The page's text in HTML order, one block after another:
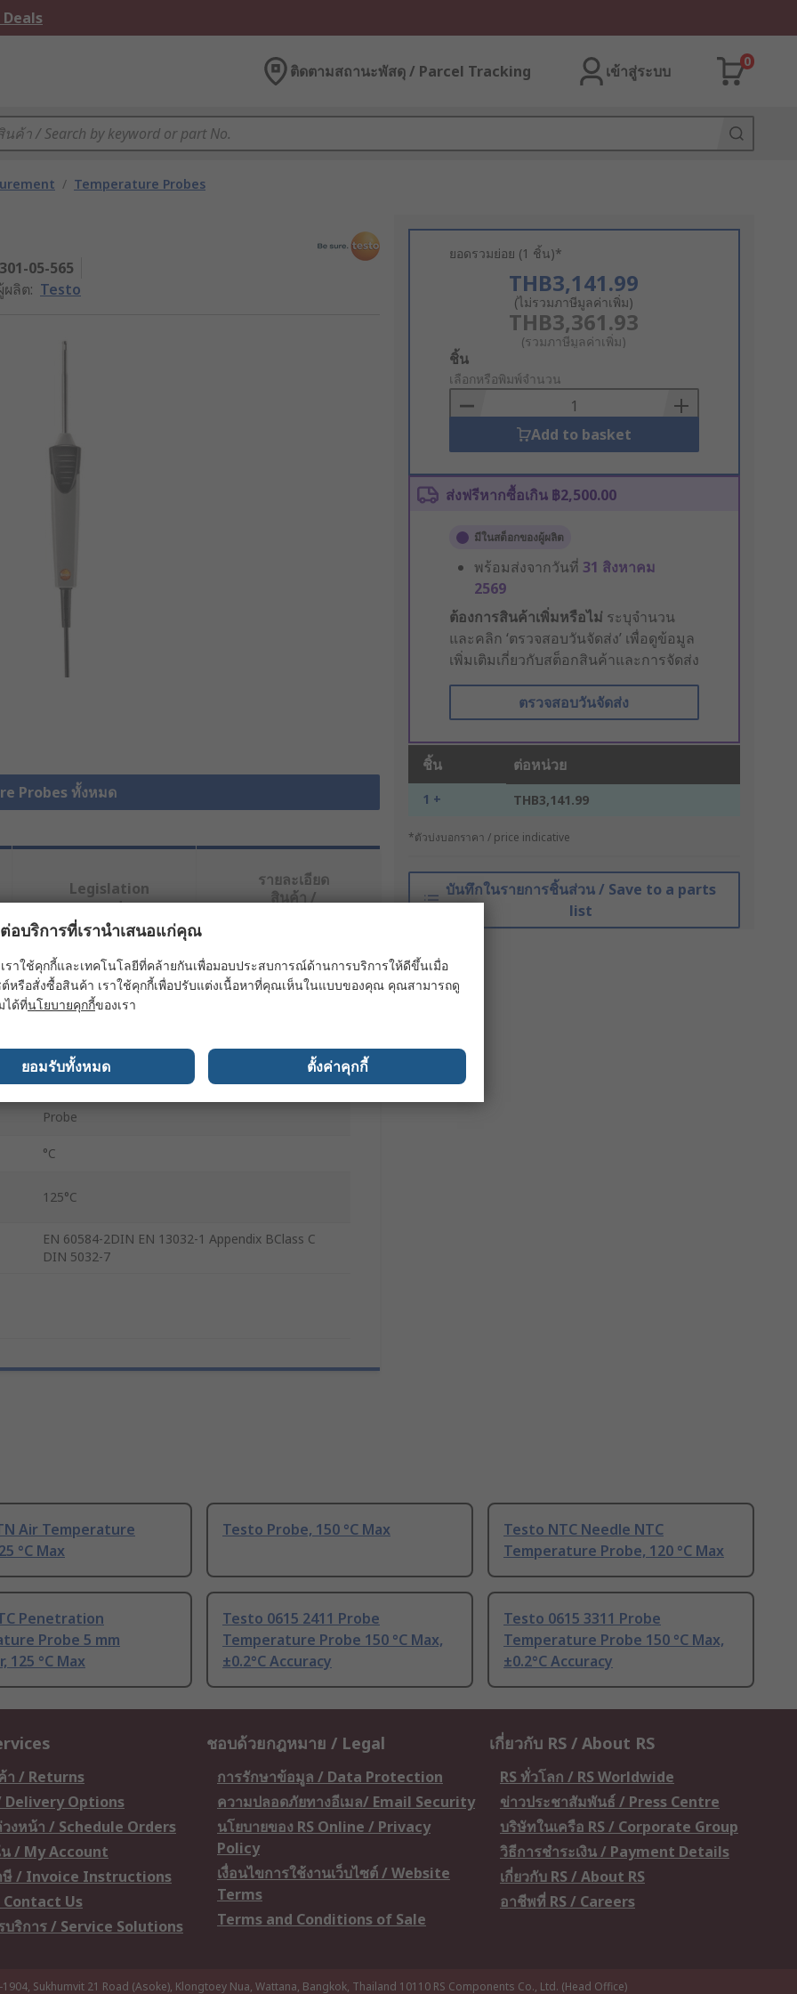
ติดตามสถานะพัสดุ / Parcel Tracking เข้าสู่ระบบ
0
/ Temperature Probes
301-05-565
ผลิต: Testo
Probes ทั้งหมด
ยอดรวมย่อย (1 ชิ้น)*
THB3,141.99
(ไม่รวมภาษีมูลค่าเพิ่ม)
THB3,361.93
(รวมภาษีมูลค่าเพิ่ม)
Add
to
Basket
ชิ้น
เลือกหรือพิมพ์จำนวน
Add to basket
ส่งฟรีหากซื้อเกิน ฿2,500.00
มีในสต็อกของผู้ผลิต
พร้อมส่งจากวันที่ 31 สิงหาคม
2569
ต้องการสินค้าเพิ่มหรือไม่ ระบุจำนวน
และคลิก ‘ตรวจสอบวันจัดส่ง’ เพื่อดูข้อมูล
เพิ่มเติมเกี่ยวกับสต็อกสินค้าและการจัดส่ง
ตรวจสอบวันจัดส่ง
ชิ้น ต่อหน่วย
1 + THB3,141.99
*ตัวบ่งบอกราคา / price indicative
บันทึกในรายการชิ้นส่วน / Save to a parts
list
Legislation
and
Compliance
รายละเอียด
สินค้า /
งน้อยหนึ่งรายการ
Testo
Probe
°C
125°C
EN 60584-2DIN EN 13032-1 Appendix BClass C
DIN 5032-7
Air Temperature
°C Max
Testo Probe, 150 °C Max
Testo NTC Needle NTC
Temperature Probe, 120 °C Max
Penetration
Probe 5 mm
125 °C Max
Testo 0615 2411 Probe
Temperature Probe 150 °C Max,
±0.2°C Accuracy
Testo 0615 3311 Probe
Temperature Probe 150 °C Max,
±0.2°C Accuracy
า / Returns
Delivery Options
งหน้า / Schedule Orders
/ My Account
ษี / Invoice Instructions
Contact Us
ริการ / Service Solutions
ชอบด้วยกฎหมาย / Legal
การรักษาข้อมูล / Data Protection
ความปลอดภัยทางอีเมล/ Email Security
นโยบายของ RS Online / Privacy
Policy
เงื่อนไขการใช้งานเว็บไซต์ / Website
Terms
Terms and Conditions of Sale
เกี่ยวกับ RS / About RS
RS ทั่วโลก / RS Worldwide
ข่าวประชาสัมพันธ์ / Press Centre
บริษัทในเครือ RS / Corporate Group
วิธีการชำระเงิน / Payment Details
เกี่ยวกับ RS / About RS
อาชีพที่ RS / Careers
Sukhumvit 21 Road (Asoke), Klongtoey Nua, Wattana, Bangkok, Thailand 10110 RS Components Co., Ltd. (Head Office)
อบริการที่เรานำเสนอแก่คุณ
ราใช้คุกกี้และเทคโนโลยีที่คล้ายกันเพื่อมอบประสบการณ์ด้านการบริการให้ดีขึ้นเมื่อ
หรือสั่งซื้อสินค้า เราใช้คุกกี้เพื่อปรับแต่งเนื้อหาที่คุณเห็นในแบบของคุณ คุณสามารถดู
ได้ที่นโยบายคุกกี้ของเรา
ยอมรับทั้งหมด ตั้งค่าคุกกี้